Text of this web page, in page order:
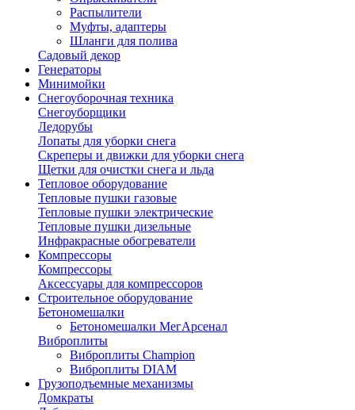
Распылители
Муфты, адаптеры
Шланги для полива
Садовый декор
Генераторы
Минимойки
Снегоуборочная техника
Снегоуборщики
Ледорубы
Лопаты для уборки снега
Скреперы и движки для уборки снега
Щетки для очистки снега и льда
Тепловое оборудование
Тепловые пушки газовые
Тепловые пушки электрические
Тепловые пушки дизельные
Инфракрасные обогреватели
Компрессоры
Компрессоры
Аксессуары для компрессоров
Строительное оборудование
Бетономешалки
Бетономешалки МегАрсенал
Виброплиты
Виброплиты Champion
Виброплиты DIAM
Грузоподъемные механизмы
Домкраты